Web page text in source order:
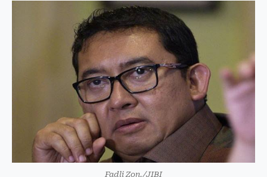
Fadli Zon./JIBI